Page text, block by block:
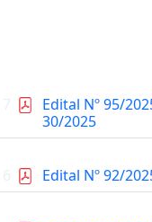
Edital Nº 95/
30/2025
Edital Nº 92/